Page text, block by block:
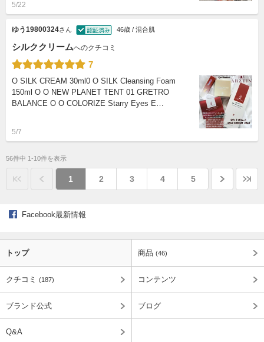
5/22
ゆう19800324さん 46歳 / 混合肌
シルククリームへのクチコミ
7
O SILK CREAM 30ml0 O SILK Cleansing Foam
150ml O O NEW PLANET TENT 01 GRETRO
BALANCE O O COLORIZE Starry Eyes E…
5/7
56件中 1-10件を表示
1 2 3 4 5
Facebook最新情報
トップ 商品 (46)
クチコミ (187) コンテンツ
ブランド公式 ブログ
Q&A